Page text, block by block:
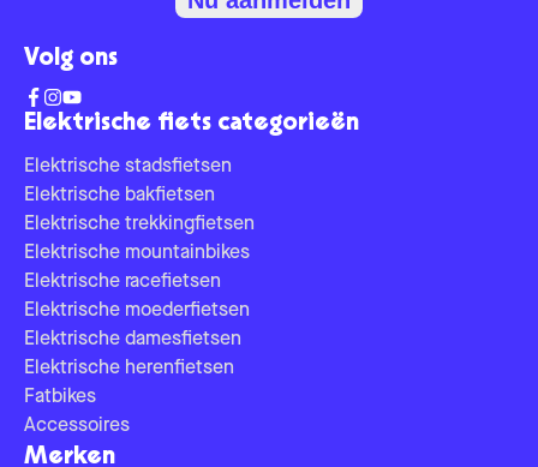
Elektrische fiets categorieën
Elektrische stadsfietsen
Elektrische bakfietsen
Elektrische trekkingfietsen
Elektrische mountainbikes
Elektrische racefietsen
Elektrische moederfietsen
Elektrische damesfietsen
Elektrische herenfietsen
Fatbikes
Accessoires
Merken
Volg ons